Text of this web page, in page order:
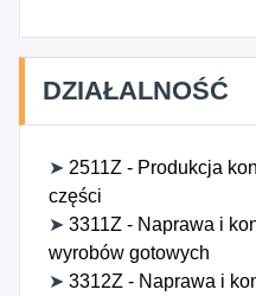
DZIAŁALNOŚĆ
➤ 2511Z - Produkcja
części
➤ 3311Z - Naprawa i
wyrobów gotowych
➤ 3312Z - Naprawa i